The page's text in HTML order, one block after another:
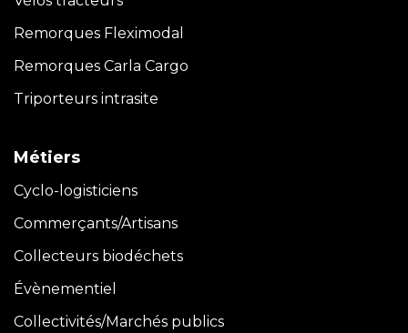
Remorques Fleximodal
Remorques Carla Cargo
Triporteurs intrasite
Métiers
Cyclo-logisticiens
Commerçants/Artisans
Collecteurs biodéchets
Évènementiel
Collectivités/Marchés publics